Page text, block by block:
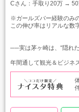
Cさん：手取り20万 →
※ガールズバー経験のみ
この伸び率はリアルな数
──実は茅ヶ崎は、“隠れ
年間通して観光＆ビジネ